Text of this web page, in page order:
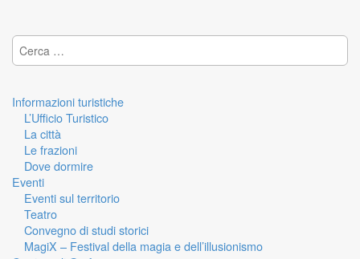
Ricerca per:
Informazioni turistiche
L’Ufficio Turistico
La città
Le frazioni
Dove dormire
Eventi
Eventi sul territorio
Teatro
Convegno di studi storici
MagiX – Festival della magia e dell’illusionismo